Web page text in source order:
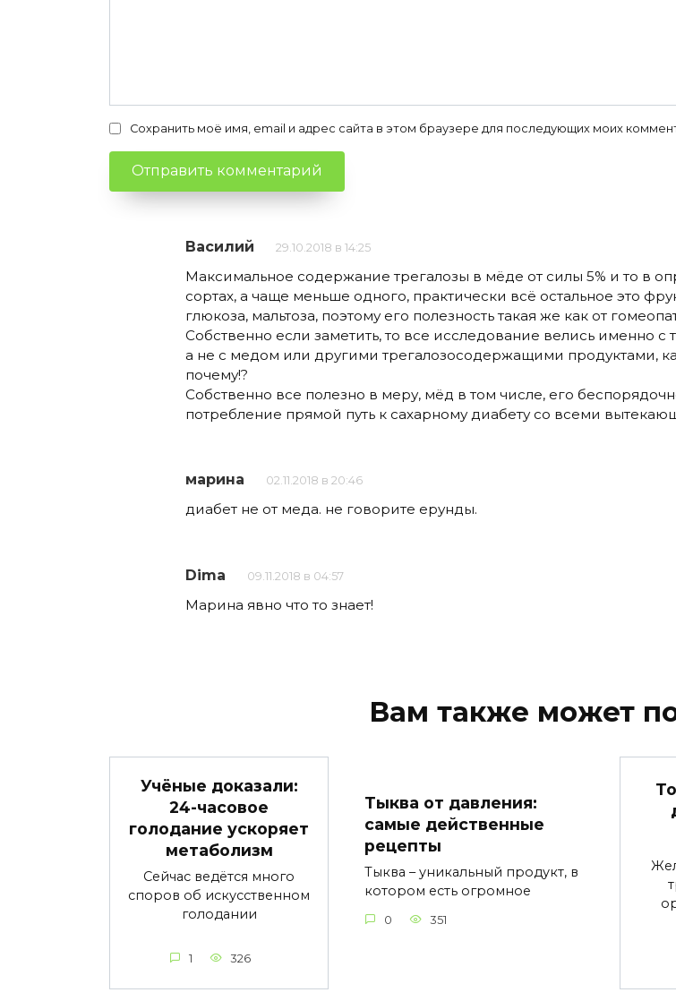
Сохранить моё имя, email и адрес сайта в этом браузере для последующих моих
Василий 29.10.2018 в 14:25
Максимальное содержание трегалозы в мёде от силы 5% и то в
сортах, а чаще меньше одного, практически всё остальное это
глюкоза, мальтоза, поэтому его полезность такая же как от
Собственно если заметить, то все исследование велись именно с
а не с медом или другими трегалозосодержащими продуктами,
почему!?
Собственно все полезно в меру, мёд в том числе, его
потребление прямой путь к сахарному диабету со всеми
марина 02.11.2018 в 20:46
диабет не от меда. не говорите ерунды.
Dima 09.11.2018 в 04:57
Марина явно что то знает!
Вам также может
Учёные доказали:
24-часовое
голодание ускоряет
метаболизм
Сейчас ведётся много
споров об искусственном
голодании
1 326
Тыква от давления:
самые действенные
рецепты
Тыква – уникальный продукт, в
котором есть огромное
0 351